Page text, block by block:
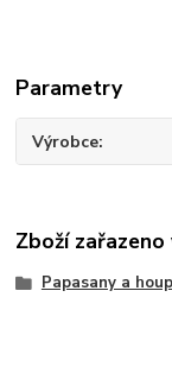
Parametry
Výrobce
Zboží
Papasany a